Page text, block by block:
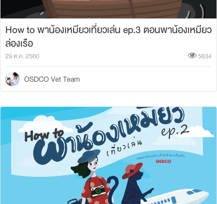
How to พาน้องเหมียวเที่ยวเล่น ep.3 ตอนพาน้องเหมียว
ล่องเรือ
5634
29 ต.ค. 2560
OSDCO Vet Team